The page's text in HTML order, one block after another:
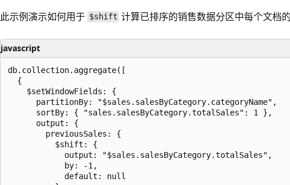
此示例演示如何用于 $shift 计算已排序的销售数据分区中每个文档
javascript
db.collection.aggregate([
  {
    $setWindowFields: {
      partitionBy: "$sales.salesByCategory.categoryName",
      sortBy: { "sales.salesByCategory.totalSales": 1 },
      output: {
        previousSales: {
          $shift: {
            output: "$sales.salesByCategory.totalSales",
            by: -1,
            default: null